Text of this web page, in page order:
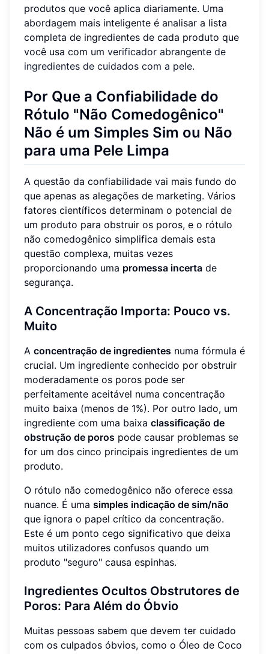
produtos que você aplica diariamente. Uma
abordagem mais inteligente é analisar a lista
completa de ingredientes de cada produto que
você usa com um verificador abrangente de
ingredientes de cuidados com a pele.
Por Que a Confiabilidade do
Rótulo "Não Comedogênico"
Não é um Simples Sim ou Não
para uma Pele Limpa
A questão da confiabilidade vai mais fundo do
que apenas as alegações de marketing. Vários
fatores científicos determinam o potencial de
um produto para obstruir os poros, e o rótulo
não comedogênico simplifica demais esta
questão complexa, muitas vezes
proporcionando uma promessa incerta de
segurança.
A Concentração Importa: Pouco vs.
Muito
A concentração de ingredientes numa fórmula é
crucial. Um ingrediente conhecido por obstruir
moderadamente os poros pode ser
perfeitamente aceitável numa concentração
muito baixa (menos de 1%). Por outro lado, um
ingrediente com uma baixa classificação de
obstrução de poros pode causar problemas se
for um dos cinco principais ingredientes de um
produto.
O rótulo não comedogênico não oferece essa
nuance. É uma simples indicação de sim/não
que ignora o papel crítico da concentração.
Este é um ponto cego significativo que deixa
muitos utilizadores confusos quando um
produto "seguro" causa espinhas.
Ingredientes Ocultos Obstrutores de
Poros: Para Além do Óbvio
Muitas pessoas sabem que devem ter cuidado
com os culpados óbvios, como o Óleo de Coco